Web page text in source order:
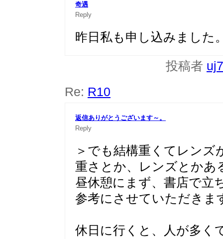
奇遇
Reply
昨日私も申し込みました
投稿者
Re: R10
返信ありがとうございます～。
Reply
＞でも結構重くてレン
重さとか、レンズとかあ
昼休憩にまず、書店で立
参考にさせていただきま
休日に行くと、人が多く